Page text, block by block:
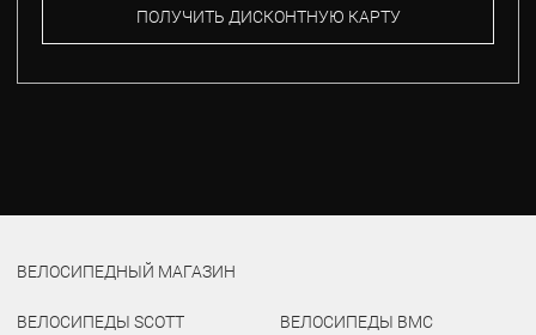
ПОЛУЧИТЬ ДИСКОНТНУЮ КАРТУ
ВЕЛОСИПЕДНЫЙ МАГАЗИН
ВЕЛОСИПЕДЫ SCOTT
ВЕЛОСИПЕДЫ BMC